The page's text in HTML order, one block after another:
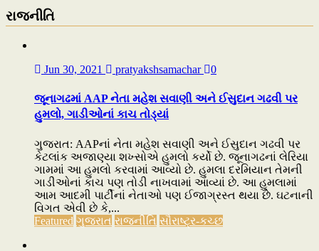
રાજનીતિ
Jun 30, 2021 pratyakshsamachar 0
જૂનાગઢમાં AAP નેતા મહેશ સવાણી અને ઈસુદાન ગઢવી પર
હુમલો, ગાડીઓનાં કાચ તોડ્યાં
ગુજરાત: AAPનાં નેતા મહેશ સવાણી અને ઈસુદાન ગઢવી પર
કેટલાંક અજાણ્યા શખ્સોએ હુમલો કર્યો છે. જૂનાગઢનાં લેરિયા
ગામમાં આ હુમલો કરવામાં આવ્યો છે. હુમલા દરમિયાન તેમની
ગાડીઓનાં કાચ પણ તોડી નાખવામાં આવ્યાં છે. આ હુમલામાં
આમ આદમી પાર્ટીનાં નેતાઓ પણ ઈજાગ્રસ્ત થયા છે. ઘટનાની
વિગત એવી છે કે,...
Featured ગુજરાત રાજનીતિ સૌરાષ્ટ્ર-કચ્છ